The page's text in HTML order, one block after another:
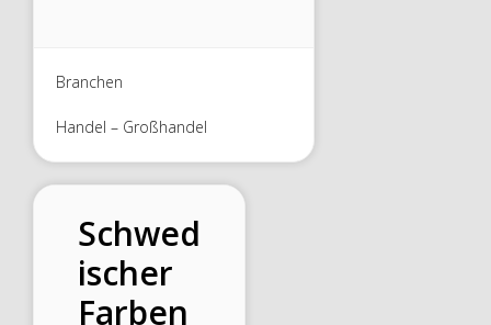
Branchen
Handel – Großhandel
Schwed
ischer
Farben